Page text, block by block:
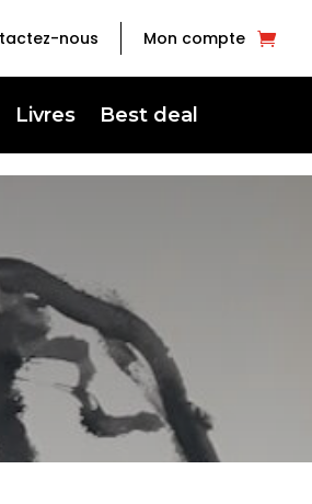
nous Mon compte
Livres Best deal